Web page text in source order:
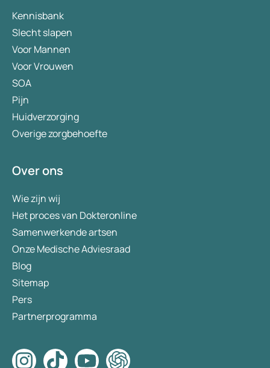
Kennisbank
Slecht slapen
Voor Mannen
Voor Vrouwen
SOA
Pijn
Huidverzorging
Overige zorgbehoefte
Over ons
Wie zijn wij
Het proces van Dokteronline
Samenwerkende artsen
Onze Medische Adviesraad
Blog
Sitemap
Pers
Partnerprogramma